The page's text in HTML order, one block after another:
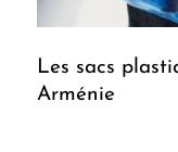
Les sacs
Arménie